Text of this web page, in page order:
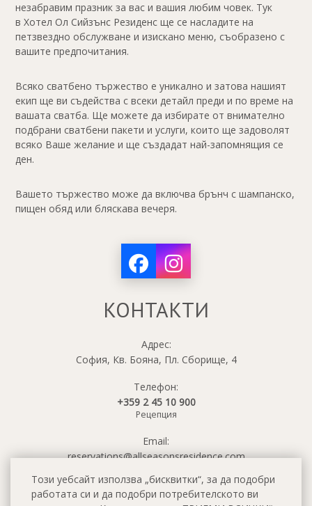
Този уебсайт използва „бисквитки“, за да подобри
работата си и да подобри потребителското ви
незабравим празник за вас и вашия любим човек. Тук
вХотел Ол Сийзънс Резиденс ще се насладите на
петзвездно обслужване и изискано меню, съобразено с
вашите предпочитания.
Всяко сватбено тържество е уникално и затова нашият
екип ще ви съдейства с всеки детайл преди и по време на
вашата сватба. Ще можете да избирате от внимателно
подбрани сватбени пакети и услуги, които ще задоволят
всяко Ваше желание и ще създадат най-запомнящия се
ден.
Вашето тържество може да включва брънч с шампанско,
пищен обяд или бляскава вечеря.
КОНТАКТИ
Адрес:
София, Кв. Бояна, Пл. Сборище, 4
Телефон:
+359 2 45 10 900
Рецепция
Email:
reservations@allseasonsresidence.com